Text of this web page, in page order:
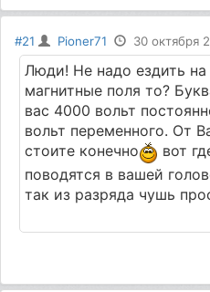
#21 Pioner71 30 октября
Люди! Не надо ездить на
магнитные поля то?
вас 4000 вольт
вольт переменного. От
стоите конечно
вот
поводятся в вашей
так из разряда чушь